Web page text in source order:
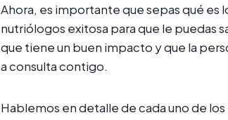
Ahora, es importante que sepas qué
nutriólogos exitosa para que le puedas
que tiene un buen impacto y que la
a consulta contigo.
Hablemos en detalle de cada uno de